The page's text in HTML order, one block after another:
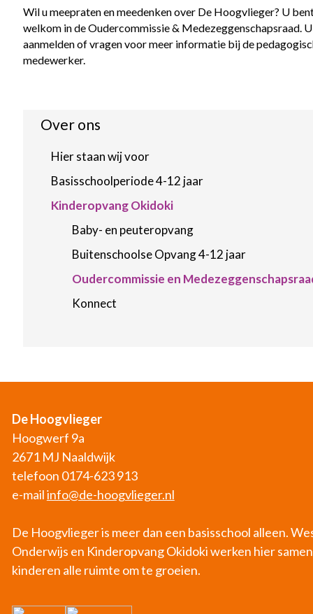
Wil u meepraten en meedenken over De Hoogvlieger? U
welkom in de Oudercommissie & Medezeggenschapsraad.
aanmelden of vragen voor meer informatie bij de
medewerker.
Over ons
Hier staan wij voor
Basisschoolperiode 4-12 jaar
Kinderopvang Okidoki
Baby- en peuteropvang
Buitenschoolse Opvang 4-12 jaar
Oudercommissie en
Konnect
De Hoogvlieger
Hoogwerf 9a
2671 MJ Naaldwijk
telefoon 0174-623 913
e-mailinfo@de-hoogvlieger.nl
De Hoogvlieger is meer dan een basisschool alleen.
Onderwijs en Kinderopvang Okidoki werken hier
kinderen alle ruimte om te groeien.